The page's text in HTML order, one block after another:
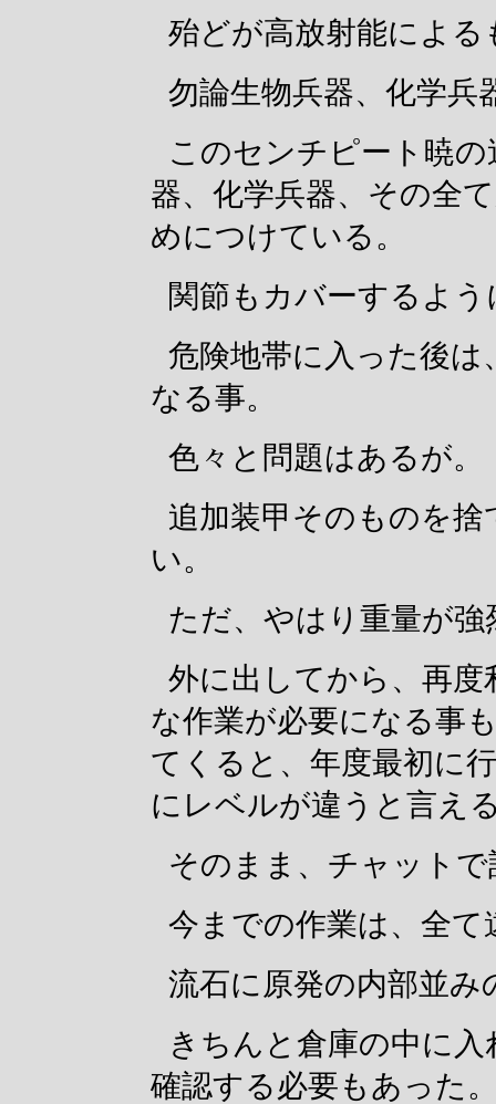
殆どが高放射能による
勿論生物兵器、化学兵
このセンチピート暁
器、化学兵器、その全
めにつけている。
関節もカバーするよ
危険地帯に入った後は
なる事。
色々と問題はあるが。
追加装甲そのものを
い。
ただ、やはり重量が
外に出してから、再
な作業が必要になる事
てくると、年度最初に
にレベルが違うと言え
そのまま、チャットで
今までの作業は、全
流石に原発の内部並
きちんと倉庫の中に
確認する必要もあった